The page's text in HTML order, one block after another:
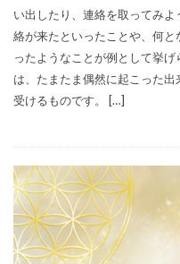
い出したり、連絡を取ってみ
絡が来たといったことや、何
ったようなことが例として挙
は、たまたま偶然に起こった
受けるものです。 […]